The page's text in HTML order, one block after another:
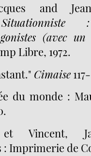
and
(avec
Libre, 1972.
Cimaise
du monde :
Vincent,
: Imprimerie de